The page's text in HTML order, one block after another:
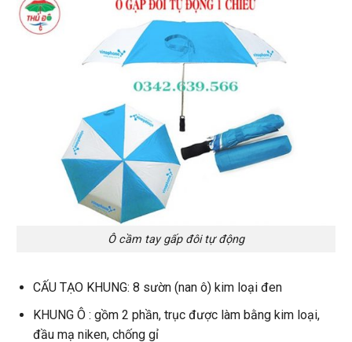
Ô cầm tay gấp đôi tự động
CẤU TẠO KHUNG: 8 sườn (nan ô) kim loại đen
KHUNG Ô : gồm 2 phần, trục được làm bằng kim loại,
đầu mạ niken, chống gỉ